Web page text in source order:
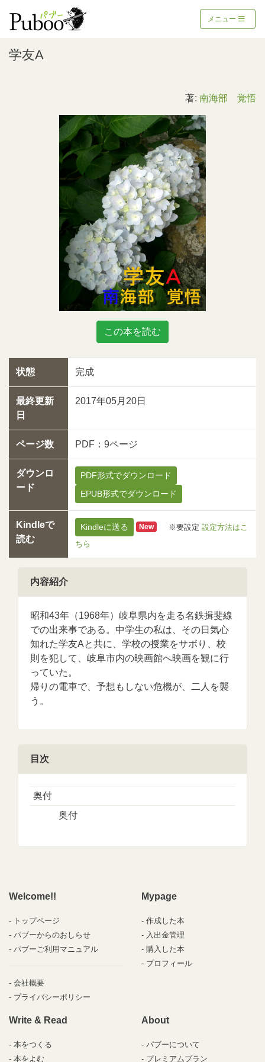
メニュー
学友A
著: 南海部 覚悟
この本を読む
状態 完成
最終更新
日
2017年05月20日
ページ数 PDF：9ページ
ダウンロ
ード
PDF形式でダウンロード
EPUB形式でダウンロード
Kindleで
読む
Kindleに送る New ※要設定 設定方法はこ
ちら
内容紹介
昭和43年（1968年）岐阜県内を走る名鉄揖斐線
での出来事である。中学生の私は、その日気心
知れた学友Aと共に、学校の授業をサボり、校
則を犯して、岐阜市内の映画館へ映画を観に行
っていた。
帰りの電車で、予想もしない危機が、二人を襲
う。
目次
奥付
奥付
Welcome!!
トップページ
パブーからのおしらせ
パブーご利用マニュアル
会社概要
プライバシーポリシー
Mypage
作成した本
入出金管理
購入した本
プロフィール
Write & Read
本をつくる
本をよむ
About
パブーについて
プレミアムプラン